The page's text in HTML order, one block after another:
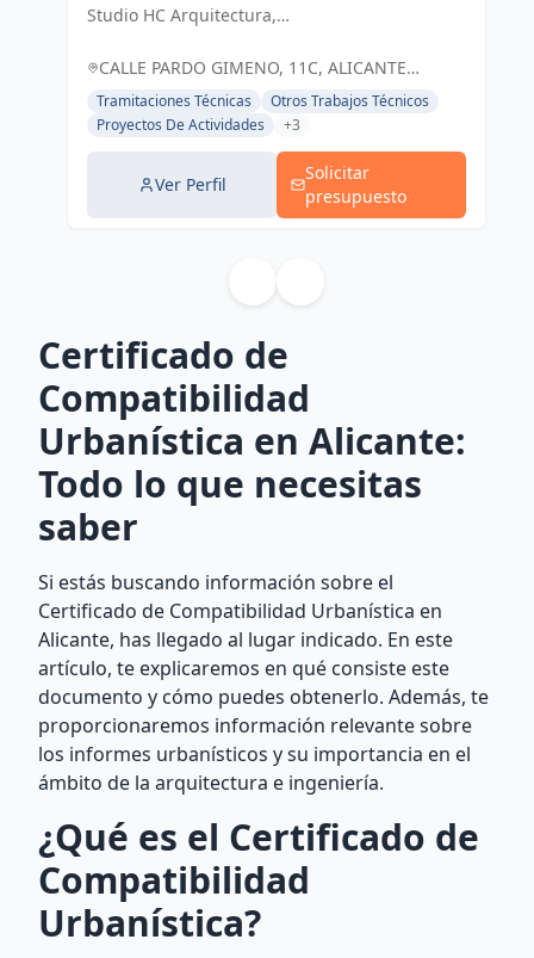
Studio HC Arquitectura,
CALLE PARDO GIMENO, 11C, ALICANTE
(ALACANT), ESPAÑA, España
Tramitaciones Técnicas
Otros Trabajos Técnicos
Proyectos De Actividades
+3
Ver Perfil
Solicitar
presupuesto
Certificado de
Compatibilidad
Urbanística en Alicante:
Todo lo que necesitas
saber
Si estás buscando información sobre el
Certificado de Compatibilidad Urbanística en
Alicante, has llegado al lugar indicado. En este
artículo, te explicaremos en qué consiste este
documento y cómo puedes obtenerlo. Además, te
proporcionaremos información relevante sobre
los informes urbanísticos y su importancia en el
ámbito de la arquitectura e ingeniería.
¿Qué es el Certificado de
Compatibilidad
Urbanística?